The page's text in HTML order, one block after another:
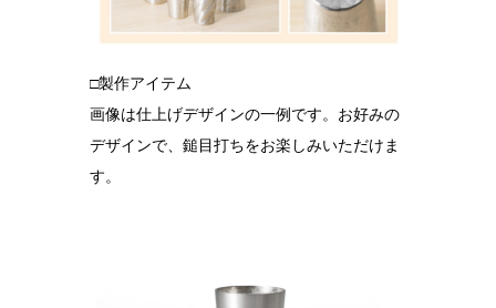
□製作アイテム
画像は仕上げデザインの一例です。お好みの
デザインで、鎚目打ちをお楽しみいただけま
す。